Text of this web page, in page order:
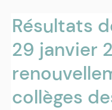
Résultats
29 janvier
collèges